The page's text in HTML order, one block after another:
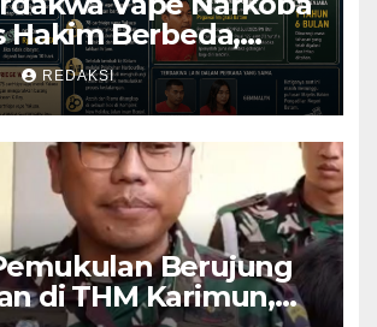
Hakim Berbeda,
Imigrasi
Ringan
REDAKSI
Berujung
di THM Karimun,